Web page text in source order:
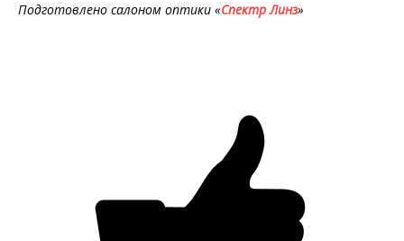
Подготовлено салоном оптики «Спектр Линз»